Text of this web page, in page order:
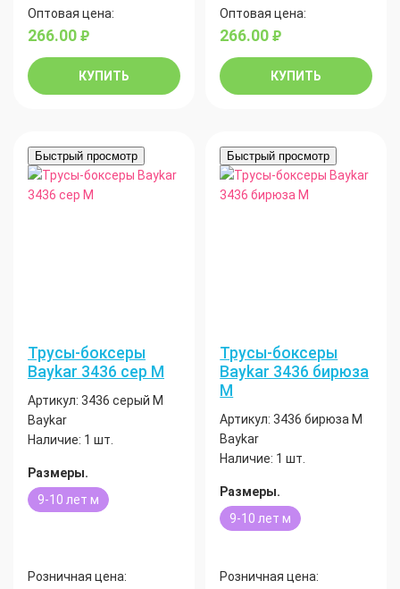
Оптовая цена:
266.00 руб.
КУПИТЬ
Оптовая цена:
266.00руб.
КУПИТЬ
Быстрый просмотр
Трусы-боксеры
Baykar 3436 сер М
Артикул: 3436 серый М
Baykar
Наличие: 1 шт.
Размеры.
9-10 лет м
Розничная цена:
Быстрый просмотр
Трусы-боксеры
Baykar 3436 бирюза
М
Артикул: 3436 бирюза М
Baykar
Наличие: 1 шт.
Размеры.
9-10 лет м
Розничная цена: